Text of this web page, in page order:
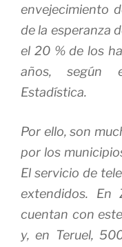
envejecimiento
de la esperanza
el 20 % de los
años, según
Estadística.
Por ello, son
por los
El servicio de
extendidos. En
cuentan con
y, en Teruel,